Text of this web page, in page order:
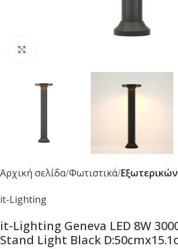
Αρχική σελίδα Φωτιστικά
it-Lighting
it-Lighting Geneva LED 8W
Stand Light Black